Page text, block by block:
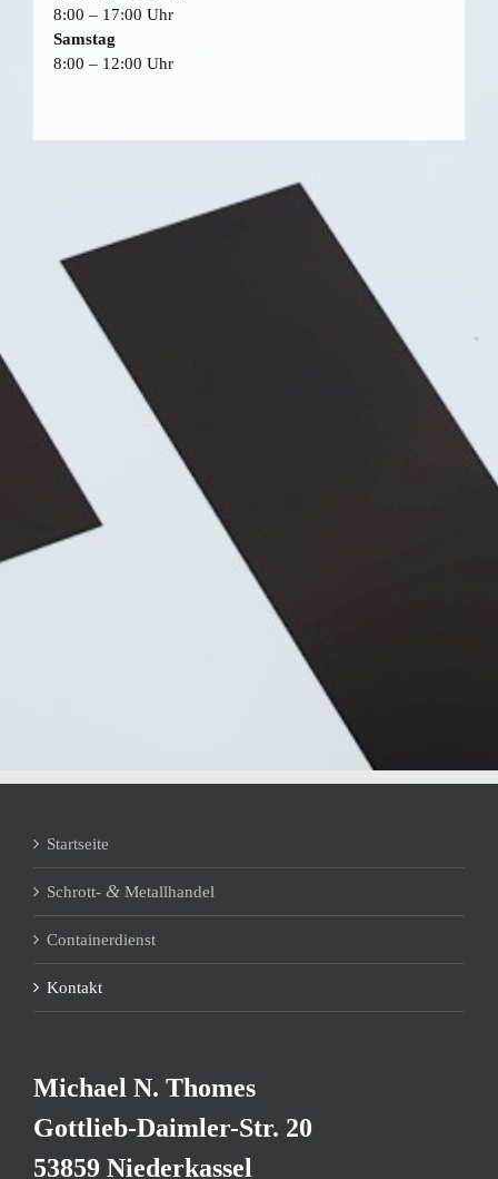
8:00 – 17:00 Uhr
Sams­tag
8:00 – 12:00 Uhr
Start­sei­te
Schrott- & Metallhandel
Con­tai­ner­dienst
Kon­takt
Micha­el N. Thomes
Gott­lieb-Daim­ler-Str. 20
53859 Niederkassel